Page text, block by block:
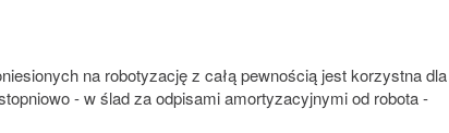
na robotyzację z całą pewnością jest korzystna dla
- w ślad za odpisami amortyzacyjnymi od robota -